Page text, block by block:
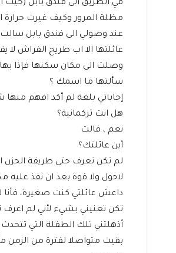
في الطريق الى فندق بابل
مظلة المرور وكيف غيرت
عند وصولي الى فندق بابل
عائلتها الا اب طريح الفراش لا
وصلت الى مكان سكنها فإذا بها
سألتها ما اسمك ؟
إجاباتي بلغة لم أكد افهم منها
هل انت تركمانية؟
نعم ، قالت
أين عائلتك؟
لم تكن تعرف حتى طريقة الحزن
لاحول ولا قوة بعد ان نفذ
داعش عائلتي كنت صغيرة، فأنا
تكن تعنيني بشيء لأني لم اعرف
أذهلتني تلك الطفلة التي
بقيت متواصلا لفترة من الزمن